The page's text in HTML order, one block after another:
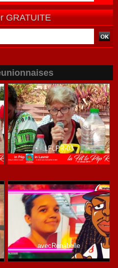
GRATUITE
LFLPR-03
avecRenabelle